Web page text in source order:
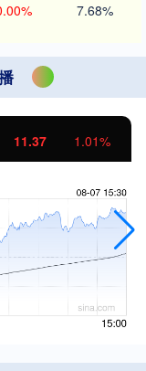
7.68%
1.01%